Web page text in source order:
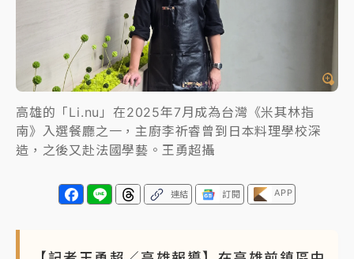
「白海豚」雨炸新北！通報109件災情 侯友宜揭這類災
白海豚挾豪雨狂炸新北！時雨量破百毫米 水塔、雨棚
砸落毀車
最好玩的父親節！「爸氣集合」出發工程冒險島 邀社
福孩童齊暢玩
水觀浪恐重罰失血
高雄的「Li.nu」在2025年7月成為台灣《米其林指
南》入選餐廳之一，主廚李祈睿曾到日本料理學校深
造，之後又赴法國學藝。王勇超攝
連結 訂閱 APP